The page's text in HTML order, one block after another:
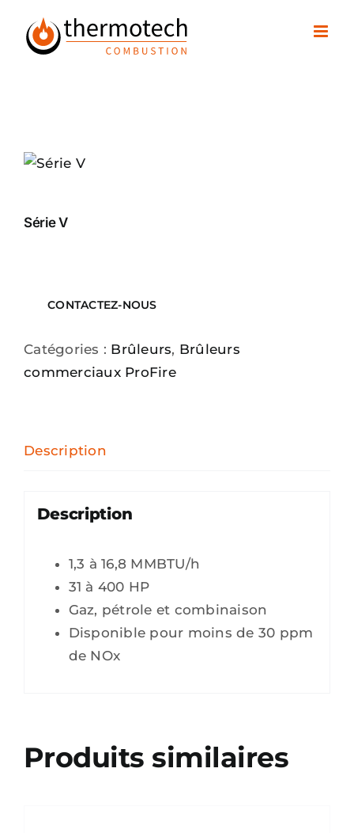
contenu
Série V
CONTACTEZ-NOUS
Catégories : Brûleurs, Brûleurs
commerciaux ProFire
Description
Description
1,3 à 16,8 MMBTU/h
31 à 400 HP
Gaz, pétrole et combinaison
Disponible pour moins de 30 ppm
de NOx
Produits similaires